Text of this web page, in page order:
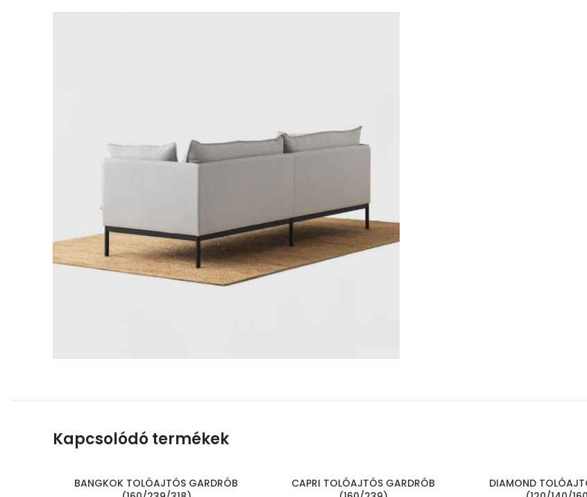
Kapcsolódó termékek
BANGKOK TOLÓAJTÓS GARDRÓB
CAPRI TOLÓAJTÓS GARDRÓB
DIAMOND